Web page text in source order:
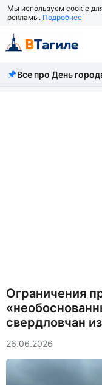
Мы используем cookie
рекламы. Подробнее
Все новости
Все про День
Ограничения
свердловчан
26.06.2026